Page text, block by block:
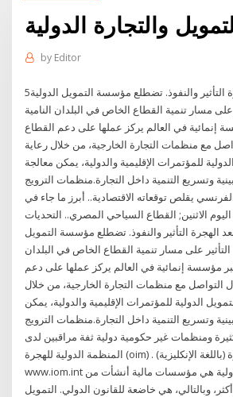
والتجارة الدولية
by Editor
5‏‏/6‏‏/1442 بعد الهجرة التأثير والنفوذ. تضطلع مؤسسة التمويل الدولية
على مسار تنمية القطاع الخاص في البلدان النامية
إنمائية في العالم يركز عملها على دعم القطاع
مع منظمات التجارة الخارجية، من خلال رعاية
للمؤتمرات الإقليمية والدولية، يمكن معالجة
وتسريع التنمية داخل التجارة.منظمات الترويج
يقلص توقعاته الاقتصادية.. أبرز ما جاء في
اليوم الاثنين; القطاع السياحي المصري.. التحديات
5‏‏/6‏‏/1442 بعد الهجرة التأثير والنفوذ. تضطلع مؤسسة التمويل
التأثير على مسار تنمية القطاع الخاص في البلدان
مؤسسة إنمائية في العالم يركز عملها على دعم
التواصل مع منظمات التجارة الخارجية، من خلال
الدولية للمؤتمرات الإقليمية والدولية، يمكن
وتسريع التنمية داخل التجارة.منظمات الترويج
ومنظمات غير حكومية دولية ثفة مراقبين لدى
المنظمة الدولية للهجرة (oim) . المنظمة الدولية للهجرة (باللغة الإنكليزية):
www.iom.int المؤسسات المالية الدولية هي مؤسسات مالية أنشأت من
وبالتالي، هي خاضعة للقانون الدولي. التمويل